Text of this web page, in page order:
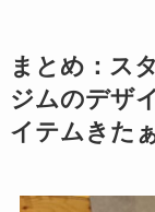
まとめ：ス
ジムのデザ
イテムきた